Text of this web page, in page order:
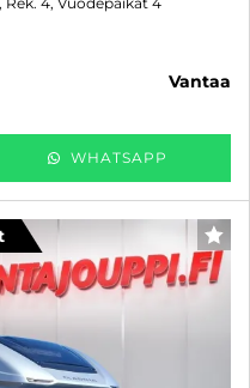
vantaa
WHATSAPP